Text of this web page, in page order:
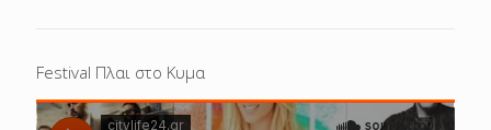
Festival Πλαι στο Κυμα